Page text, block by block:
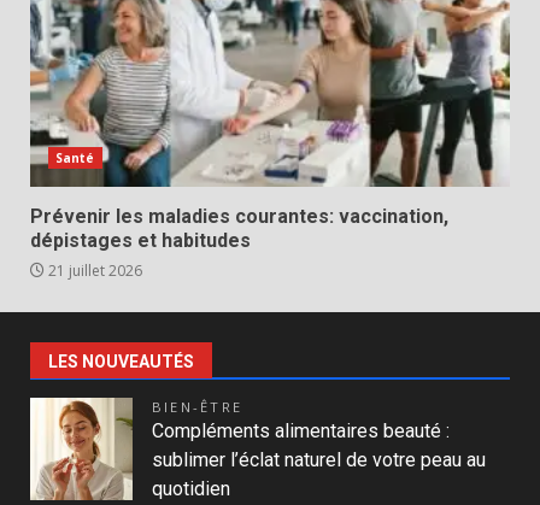
Santé
Prévenir les maladies courantes: vaccination,
dépistages et habitudes
21 juillet 2026
LES NOUVEAUTÉS
BIEN-ÊTRE
Compléments alimentaires beauté :
sublimer l’éclat naturel de votre peau au
quotidien